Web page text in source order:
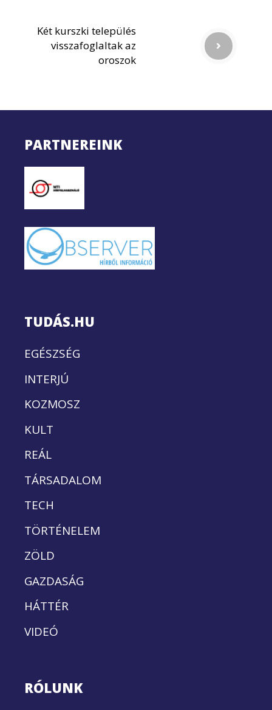
Két kurszki település
visszafoglaltak az
oroszok
PARTNEREINK
TUDÁS.HU
EGÉSZSÉG
INTERJÚ
KOZMOSZ
KULT
REÁL
TÁRSADALOM
TECH
TÖRTÉNELEM
ZÖLD
GAZDASÁG
HÁTTÉR
VIDEÓ
RÓLUNK